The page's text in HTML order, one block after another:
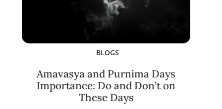
BLOGS
Amavasya and Purnima Days
Importance: Do and Don’t on
These Days